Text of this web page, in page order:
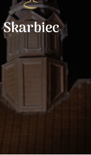
Skarbiec